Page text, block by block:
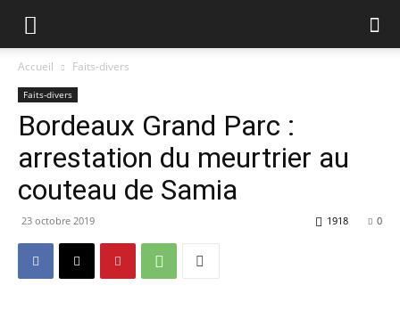
Accueil Faits-divers
Faits-divers
Bordeaux Grand Parc :
arrestation du meurtrier au
couteau de Samia
23 octobre 2019 0
1918